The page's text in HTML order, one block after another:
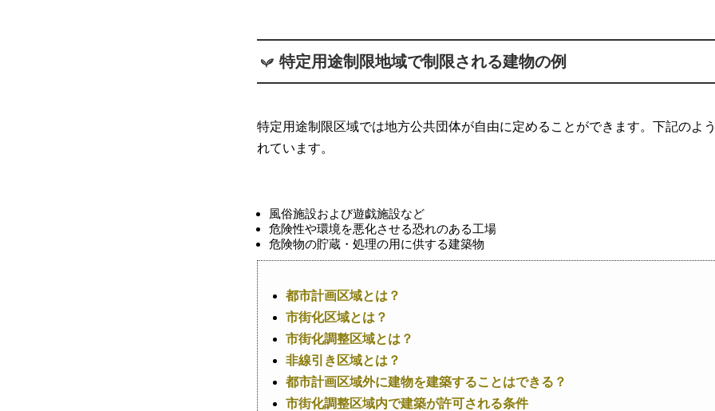
特定用途制限地域で制限される建物の例
特定用途制限区域では地方公共団体が自由に定めることができます。下記のよ
れています。
風俗施設および遊戯施設など
危険性や環境を悪化させる恐れのある工場
危険物の貯蔵・処理の用に供する建築物
都市計画区域とは？
市街化区域とは？
市街化調整区域とは？
非線引き区域とは？
都市計画区域外に建物を建築することはできる？
市街化調整区域内で建築が許可される条件